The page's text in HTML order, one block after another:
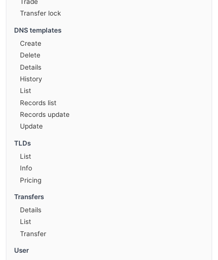
Transfer lock
DNS templates
Create
Delete
Details
History
List
Records list
Records update
Update
TLDs
List
Info
Pricing
Transfers
Details
List
Transfer
User